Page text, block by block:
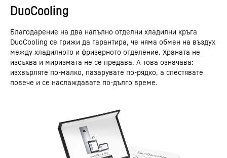
DuoCooling
Благодарение на два напълно отделни хладилни кръга
DuoCooling се грижи да гарантира, че няма обмен на въздух
между хладилното и фризерното отделение. Храната не
изсъхва и миризмата не се предава. А това означава:
изхвърляте по-малко, пазарувате по-рядко, а спестявате
повече и се наслаждавате по-дълго време.